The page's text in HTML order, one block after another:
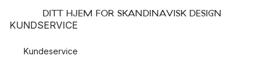
DITT HJEM FOR SKANDINAVISK DESIGN
KUNDSERVICE
Kundeservice